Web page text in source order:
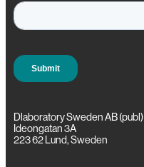
Dlaboratory Sweden AB (publ)
Ideongatan 3A
223 62 Lund, Sweden